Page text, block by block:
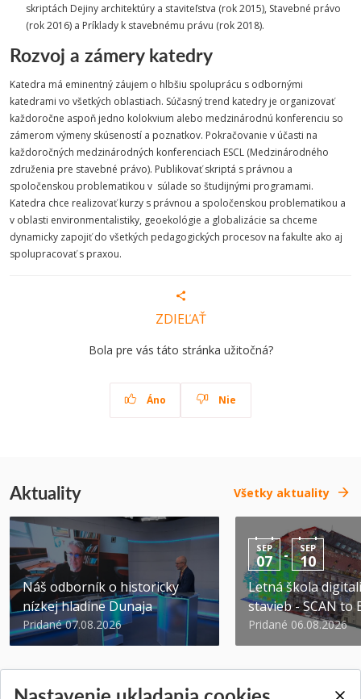
skriptách Dejiny architektúry a staviteľstva (rok 2015), Stavebné právo
(rok 2016) a Príklady k stavebnému právu (rok 2018).
Rozvoj a zámery katedry
Katedra má eminentný záujem o hlbšiu spoluprácu s odbornými
katedrami vo všetkých oblastiach. Súčasný trend katedry je organizovať
každoročne aspoň jedno kolokvium alebo medzinárodnú konferenciu so
zámerom výmeny skúseností a poznatkov. Pokračovanie v účasti na
každoročných medzinárodných konferenciach ESCL (Medzinárodného
združenia pre stavebné právo). Publikovať skriptá s právnou a
spoločenskou problematikou v súlade so študijnými programami.
Katedra chce realizovať kurzy s právnou a spoločenskou problematikou a
v oblasti environmentalistiky, geoekológie a globalizácie sa chceme
dynamicky zapojiť do všetkých pedagogických procesov na fakulte ako aj
spolupracovať s praxou.
ZDIEĽAŤ
Bola pre vás táto stránka užitočná?
Áno Nie
Aktuality Všetky aktuality
Náš odborník o historicky
nízkej hladine Dunaja
Pridané 07.08.2026
SEP
07 - SEP
10
Letná škola
stavieb - SCAN to
Pridané 06.08.2026